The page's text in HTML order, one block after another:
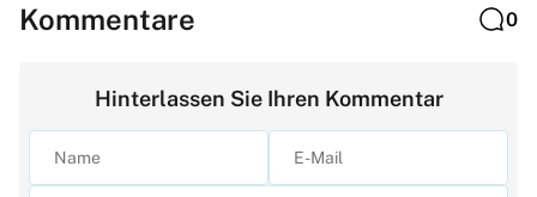
Kommentare 0
Hinterlassen Sie Ihren Kommentar